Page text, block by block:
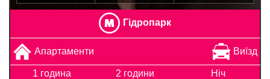
Гідропарк
Апартаменти Виїзд
1 година
2 години
Ніч